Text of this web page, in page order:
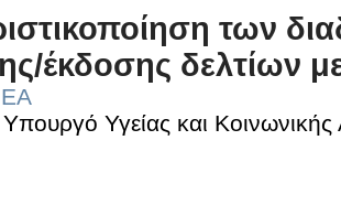
των
έκδοσης δελτίων
Υγείας και